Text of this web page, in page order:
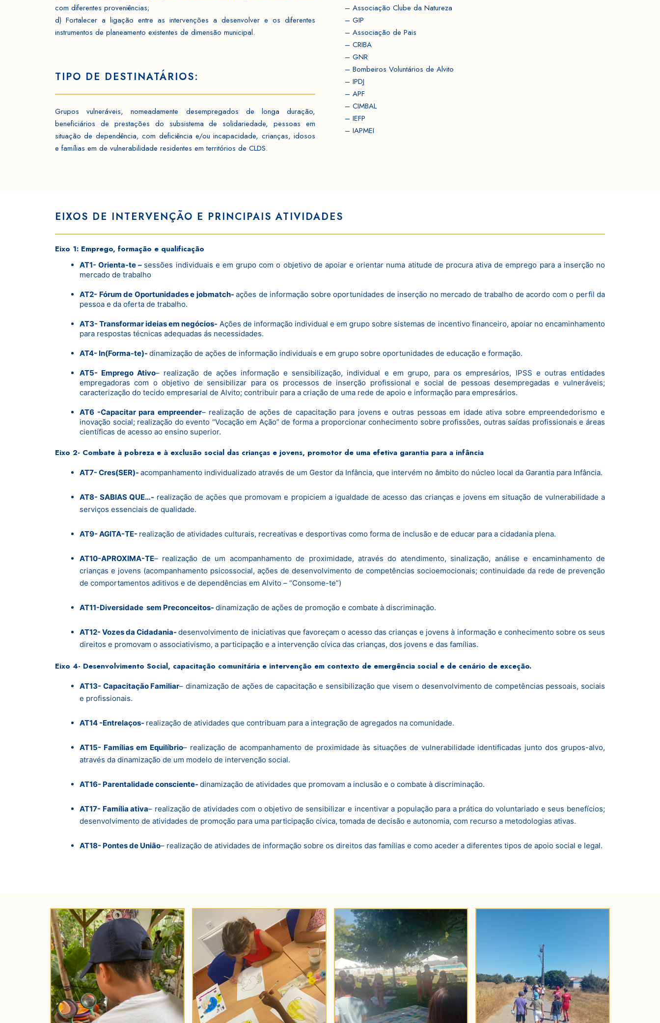
com diferentes proveniências;
d) Fortalecer a ligação entre as intervenções a desenvolver e os diferentes
instrumentos de planeamento existentes de dimensão municipal.
TIPO DE DESTINATÁRIOS:
Grupos vulneráveis, nomeadamente desempregados de longa duração,
beneficiários de prestações do subsistema de solidariedade, pessoas em
situação de dependência, com deficiência e/ou incapacidade, crianças, idosos
e famílias em de vulnerabilidade residentes em territórios de CLDS.
– Associação Clube da Natureza
– GIP
– Associação de Pais
– CRIBA
– GNR
– Bombeiros Voluntários de Alvito
– IPDJ
– APF
– CIMBAL
– IEFP
– IAPMEI
EIXOS DE INTERVENÇÃO E PRINCIPAIS ATIVIDADES
Eixo 1: Emprego, formação e qualificação
AT1- Orienta-te – sessões individuais e em grupo com o objetivo de apoiar e orientar numa atitude de procura ativa de emprego para a inserção no
mercado de trabalho
AT2- Fórum de Oportunidades e jobmatch- ações de informação sobre oportunidades de inserção no mercado de trabalho de acordo com o perfil da
pessoa e da oferta de trabalho.
AT3- Transformar ideias em negócios- Ações de informação individual e em grupo sobre sistemas de incentivo financeiro, apoiar no encaminhamento
para respostas técnicas adequadas ás necessidades.
AT4- In(Forma-te)- dinamização de ações de informação individuais e em grupo sobre oportunidades de educação e formação.
AT5- Emprego Ativo– realização de ações informação e sensibilização, individual e em grupo, para os empresários, IPSS e outras entidades
empregadoras com o objetivo de sensibilizar para os processos de inserção profissional e social de pessoas desempregadas e vulneráveis;
caracterização do tecido empresarial de Alvito; contribuir para a criação de uma rede de apoio e informação para empresários.
AT6 -Capacitar para empreender– realização de ações de capacitação para jovens e outras pessoas em idade ativa sobre empreendedorismo e
inovação social; realização do evento “Vocação em Ação” de forma a proporcionar conhecimento sobre profissões, outras saídas profissionais e áreas
científicas de acesso ao ensino superior.
Eixo 2- Combate à pobreza e à exclusão social das crianças e jovens, promotor de uma efetiva garantia para a infância
AT7- Cres(SER)- acompanhamento individualizado através de um Gestor da Infância, que intervém no âmbito do núcleo local da Garantia para Infância.
AT8- SABIAS QUE…- realização de ações que promovam e propiciem a igualdade de acesso das crianças e jovens em situação de vulnerabilidade a
serviços essenciais de qualidade.
AT9- AGITA-TE- realização de atividades culturais, recreativas e desportivas como forma de inclusão e de educar para a cidadania plena.
AT10-APROXIMA-TE– realização de um acompanhamento de proximidade, através do atendimento, sinalização, análise e encaminhamento de
crianças e jovens (acompanhamento psicossocial, ações de desenvolvimento de competências socioemocionais; continuidade da rede de prevenção
de comportamentos aditivos e de dependências em Alvito – “Consome-te”)
AT11-Diversidade sem Preconceitos- dinamização de ações de promoção e combate à discriminação.
AT12- Vozes da Cidadania-desenvolvimento de iniciativas que favoreçam o acesso das crianças e jovens à informação e conhecimento sobre os seus
direitos e promovam o associativismo, a participação e a intervenção cívica das crianças, dos jovens e das famílias.
Eixo 4- Desenvolvimento Social, capacitação comunitária e intervenção em contexto de emergência social e de cenário de exceção.
AT13- Capacitação Familiar– dinamização de ações de capacitação e sensibilização que visem o desenvolvimento de competências pessoais, sociais
e profissionais.
AT14 -Entrelaços- realização de atividades que contribuam para a integração de agregados na comunidade.
AT15- Famílias em Equilíbrio– realização de acompanhamento de proximidade às situações de vulnerabilidade identificadas junto dos grupos-alvo,
através da dinamização de um modelo de intervenção social.
AT16- Parentalidade consciente- dinamização de atividades que promovam a inclusão e o combate à discriminação.
AT17- Família ativa– realização de atividades com o objetivo de sensibilizar e incentivar a população para a prática do voluntariado e seus benefícios;
desenvolvimento de atividades de promoção para uma participação cívica, tomada de decisão e autonomia, com recurso a metodologias ativas.
AT18- Pontes de União– realização de atividades de informação sobre os direitos das famílias e como aceder a diferentes tipos de apoio social e legal.